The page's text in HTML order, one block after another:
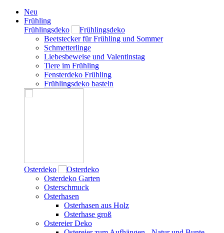
Neu
Frühling
Frühlingsdeko
Beetstecker für Frühling und Sommer
Schmetterlinge
Liebesbeweise und Valentinstag
Tiere im Frühling
Fensterdeko Frühling
Frühlingsdeko basteln
Osterdeko
Osterdeko Garten
Osterschmuck
Osterhasen
Osterhasen aus Holz
Osterhase groß
Ostereier Deko